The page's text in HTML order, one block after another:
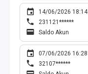
14/06/2026 18:14
231121******
Saldo Akun
07/06/2026 16:28
32107******